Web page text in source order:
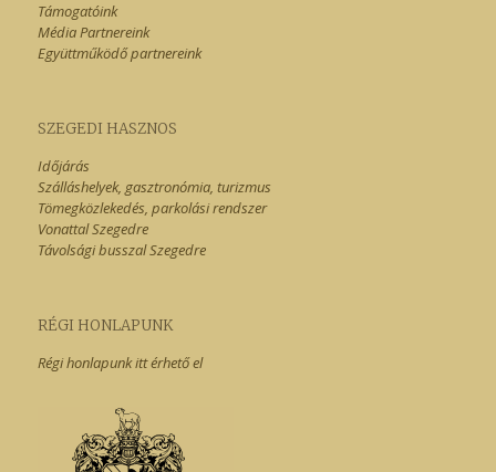
Támogatóink
Média Partnereink
Együttműködő partnereink
SZEGEDI HASZNOS
Időjárás
Szálláshelyek, gasztronómia, turizmus
Tömegközlekedés, parkolási rendszer
Vonattal Szegedre
Távolsági busszal Szegedre
RÉGI HONLAPUNK
Régi honlapunk itt érhető el